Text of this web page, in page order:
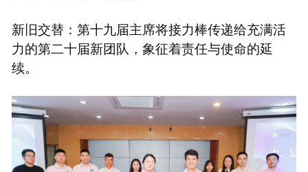
新旧交替：第十九届主席将接力棒传递给充满活
力的第二十届新团队，象征着责任与使命的延
续。